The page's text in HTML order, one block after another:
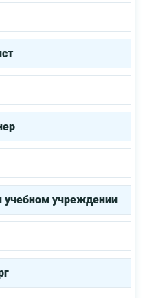
учреждении